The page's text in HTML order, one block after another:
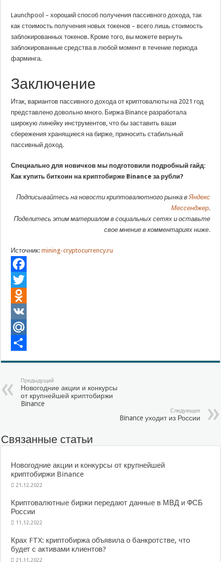
Launchpool – хороший способ получения пассивного дохода, так
как стоимость получения новых токенов – всего лишь стоимость
заблокированных токенов. Кроме того, вы можете вернуть
заблокированные средства в любой момент в течение периода
фарминга.
Заключение
Итак, вариантов пассивного дохода от криптовалюты на 2021 год
представлено довольно много. Биржа Binance разработала
широкую линейку инструментов, что бы заставить ваши
сбережения хранящиеся на бирже, приносить стабильный
пассивный доход.
Специально для новичков мы подготовили подробный гайд:
Как купить биткоин на криптобирже Binance за рубли?
Подписывайтесь на новости криптовалютного рынка вЯндекс
Мессенджер.
Поделитесь этим материалом в социальных сетях и оставьте
свое мнение в комментариях ниже.
Источник: mining-cryptocurrency.ru
Facebook
Twitter
Odnoklassniki
VK
Mail.Ru
Предыдущий
Новогодние акции и конкурсы
от крупнейшей криптобиржи
Binance
Следующее
Binance уходит из России
Связанные статьи
Новогодние акции и конкурсы от крупнейшей
криптобиржи Binance
21.12.2022
Криптовалютные биржи передают данные в МВД и ФСБ
России
11.12.2022
Крах FTX: криптобиржа объявила о банкротстве, что
будет с активами клиентов?
21.11.2022